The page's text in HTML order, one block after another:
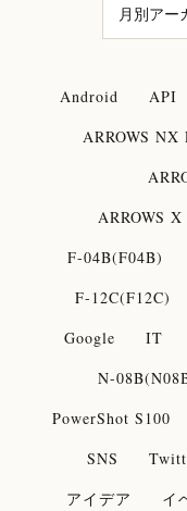
Android API
ARROWS NX
ARROWS
F-04B(F04B)
F-12C(F12C)
Google
IT
N-
PowerShot S100
SNS
アイデア
イ